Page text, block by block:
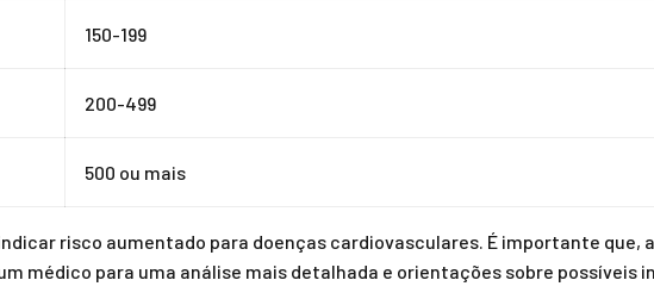
150-199
200-499
500 ou mais
risco aumentado para doenças cardiovasculares. É importante que,
médico para uma análise mais detalhada e orientações sobre possíveis